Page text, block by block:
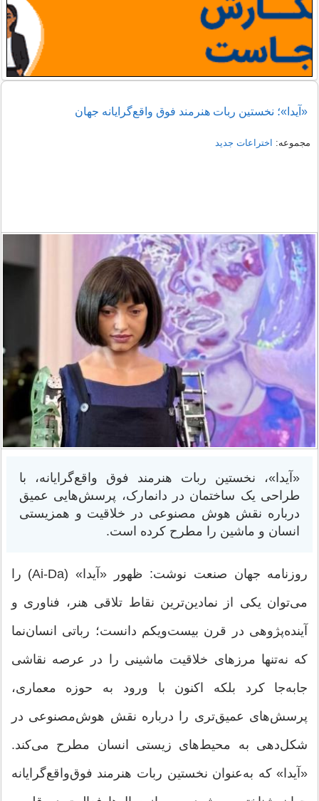
«آیدا»؛ نخستین ربات هنرمند فوق واقع‌گرایانه جهان
مجموعه: اختراعات جدید
«آیدا»، نخستین ربات هنرمند فوق واقع‌گرایانه، با
طراحی یک ساختمان در دانمارک، پرسش‌هایی عمیق
درباره نقش هوش مصنوعی در خلاقیت و همزیستی
انسان و ماشین را مطرح کرده است.
روزنامه جهان صنعت نوشت: ظهور «آیدا» (Ai-Da) را
می‌توان یکی از نمادین‌ترین نقاط تلاقی هنر، فناوری و
آینده‌پژوهی در قرن بیست‌ویکم دانست؛ رباتی انسان‌نما
که نه‌تنها مرزهای خلاقیت ماشینی را در عرصه نقاشی
جابه‌جا کرد بلکه اکنون با ورود به حوزه معماری،
پرسش‌های عمیق‌تری را درباره نقش هوش‌مصنوعی در
شکل‌دهی به محیط‌های زیستی انسان مطرح می‌کند.
«آیدا» که به‌عنوان نخستین ربات هنرمند فوق‌واقع‌گرایانه